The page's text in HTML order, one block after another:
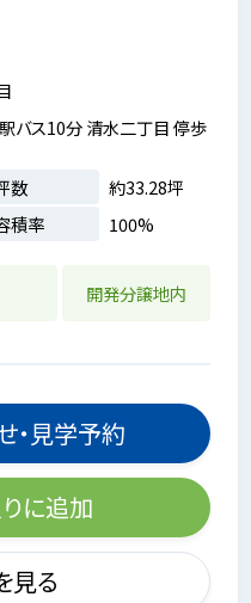
駅バス10分 清水二丁目 停歩
数
約33.28坪
積率 100%
開発分譲地内
・見学予約
に追加
見る